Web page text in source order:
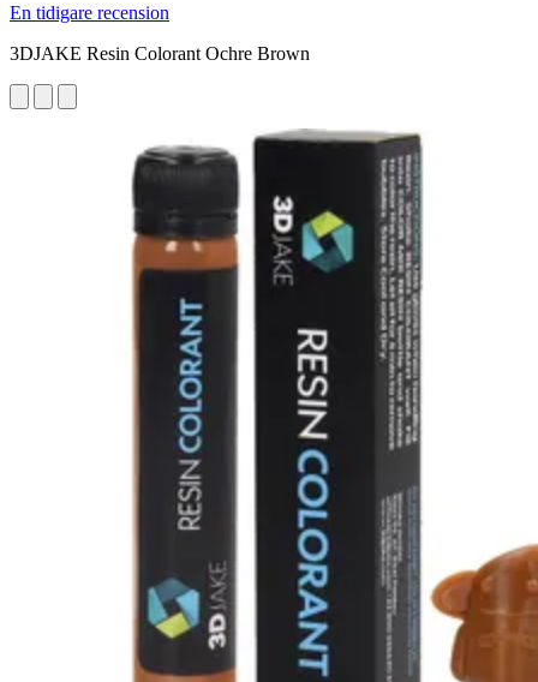
En tidigare recension
3DJAKE Resin Colorant Ochre Brown